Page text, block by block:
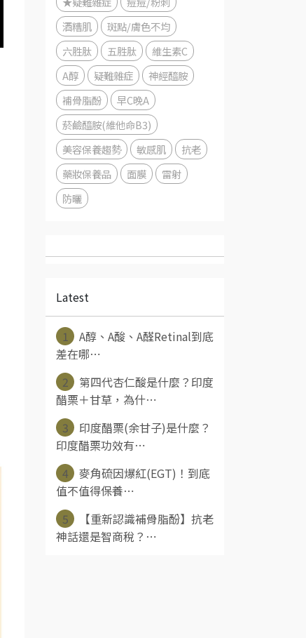
酒糟肌
斑點/膚色不均
六胜肽
五胜肽
維生素C
A醇
疑難雜症
神經醯胺
補骨脂酚
早C晚A
菸鹼醯胺(維他命B3)
美容保養趨勢
敏感肌
抗老
藥妝保養品
面膜
雷射
防曬
Latest
1
A醇、A酸、A醛Retinal到底
差在哪⋯
2
第四代杏仁酸是什麼？印度
醋栗＋甘草，為什⋯
3
印度醋栗(余甘子)是什麼？
印度醋栗功效有⋯
4
麥角硫因爆紅(EGT)！到底
值不值得保養⋯
5
【重新認識補骨脂酚】抗老
神話還是智商稅？⋯